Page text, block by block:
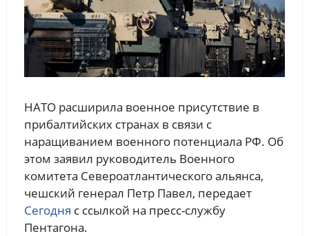
НАТО расширила военное присутствие в
прибалтийских странах в связи с
наращиванием военного потенциала РФ. Об
этом заявил руководитель Военного
комитета Североатлантического альянса,
чешский генерал Петр Павел, передает
Сегодня с ссылкой на пресс-службу
Пентагона.